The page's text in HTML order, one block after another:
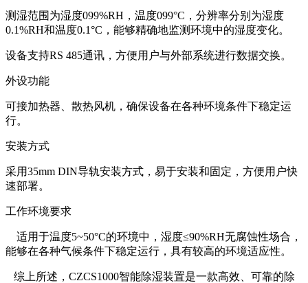
测湿范围为湿度099%RH，温度099°C，分辨率分别为湿度
0.1%RH和温度0.1°C，能够精确地监测环境中的湿度变化。
设备支持RS 485通讯，方便用户与外部系统进行数据交换。
外设功能
可接加热器、散热风机，确保设备在各种环境条件下稳定运
行。
安装方式
采用35mm DIN导轨安装方式，易于安装和固定，方便用户快
速部署。
工作环境要求
适用于温度5~50°C的环境中，湿度≤90%RH无腐蚀性场合，
能够在各种气候条件下稳定运行，具有较高的环境适应性。
综上所述，CZCS1000智能除湿装置是一款高效、可靠的除